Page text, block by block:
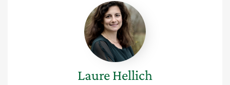
Laure
Hellich
LaureHellich